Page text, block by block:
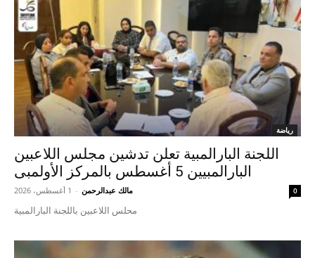
رياضة
اللجنة البارالمبية تعلن تدشين مجلس اللاعبين
البارالمبيين 5 أغسطس بالمركز الأولمبى
مالك عبدالرحمن - 1 أغسطس، 2026 0
محلس اللاعبين باللجنة البارالمبية